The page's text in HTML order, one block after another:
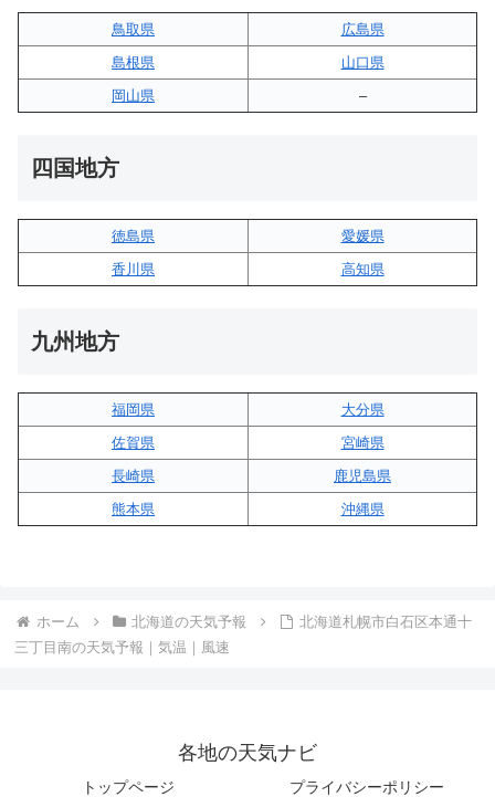
鳥取県
広島県
島根県
山口県
岡山県
–
四国地方
徳島県
愛媛県
香川県
高知県
九州地方
福岡県
大分県
佐賀県
宮崎県
長崎県
鹿児島県
熊本県
沖縄県
ホーム 北海道の天気予報
北海道札幌市白石区本通十
三丁目南の天気予報｜気温｜風速
各地の天気ナビ
トップページ プライバシーポリシー